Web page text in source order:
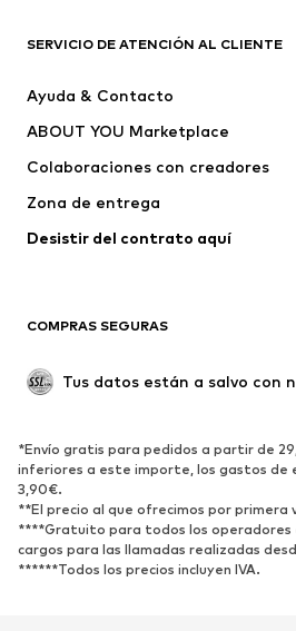
Vestidos
Camisetas y tops
Chaquetas
Ropa interior
Abrigos
Tallas grandes
Reciclado
ZAPATOS
Nuevo
Zapatillas de deporte
Botines
Zapatos de tacón y plataforma Botas
SERVICIO DE ATENCIÓN AL CLIENTE
Ayuda & Contacto
ABOUT YOU Marketplace
Colaboraciones con creadores
Zona de entrega
Desistir del contrato aquí
COMPRAS SEGURAS
Tus datos están a salvo con
*Envío gratis para pedidos a partir de
inferiores a este importe, los gastos de
3,90€.
**El precio al que ofrecimos por primera
****Gratuito para todos los operadores
cargos para las llamadas realizadas
******Todos los precios incluyen IVA.